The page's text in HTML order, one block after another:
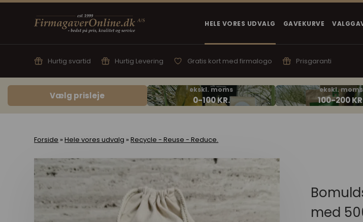
HELE VORES UDVALG GAVEKURVE
Hurtig svartid Hurtig Levering Gratis kort med firmalogo Prisgaranti
Vælg prisleje
Forside »Hele vores udvalg »Recycle - Reuse - Reduce.
med